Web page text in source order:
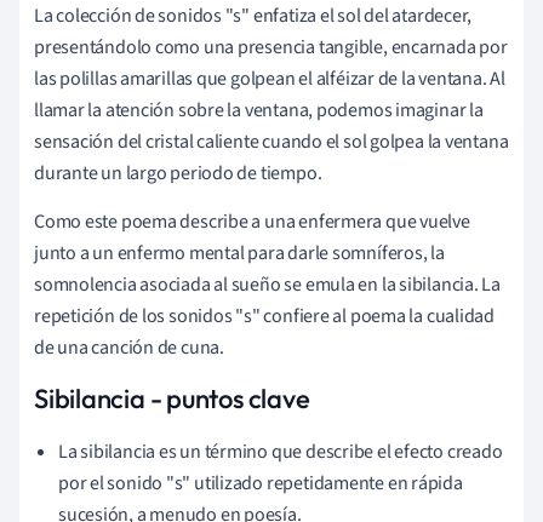
La colección de sonidos "s" enfatiza el sol del atardecer,
presentándolo como una presencia tangible, encarnada por
las polillas amarillas que golpean el alféizar de la ventana. Al
llamar la atención sobre la ventana, podemos imaginar la
sensación del cristal caliente cuando el sol golpea la ventana
durante un largo periodo de tiempo.
Como este poema describe a una enfermera que vuelve
junto a un enfermo mental para darle somníferos, la
somnolencia asociada al sueño se emula en la sibilancia. La
repetición de los sonidos "s" confiere al poema la cualidad
de una canción de cuna.
Sibilancia - puntos clave
La sibilancia es un término que describe el efecto creado
por el sonido "s" utilizado repetidamente en rápida
sucesión, a menudo en poesía.